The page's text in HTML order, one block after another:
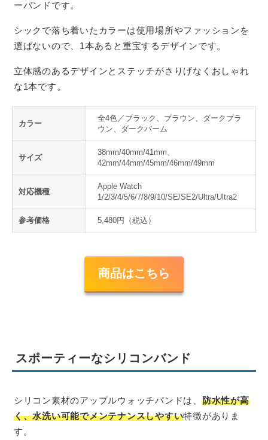
ーバンドです。
シックで落ち着いたカラーは使用場所やファッションを
選ばないので、1本あると重宝するデザインです。
立体感のあるデザインとステッチがさりげなくおしゃれ
な1本です。
カラー
全4色／ブラック、ブラウン、ダークブラ
ウン、ダークパーム
サイズ
38mm/40mm/41mm、
42mm/44mm/45mm/46mm/49mm
対応機種
Apple Watch
1/2/3/4/5/6/7/8/9/10/SE/SE2/Ultra/Ultra2
参考価格 5,480円（税込）
商品はこちら
スポーティーなシリコンバンド
シリコン素材のアップルウォッチバンドは、 防水性が高
く、水洗い可能でメンテナンスしやすい特徴がありま
す。